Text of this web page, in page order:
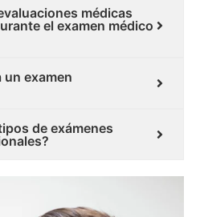
médicas
el examen médico
un examen
de exámenes